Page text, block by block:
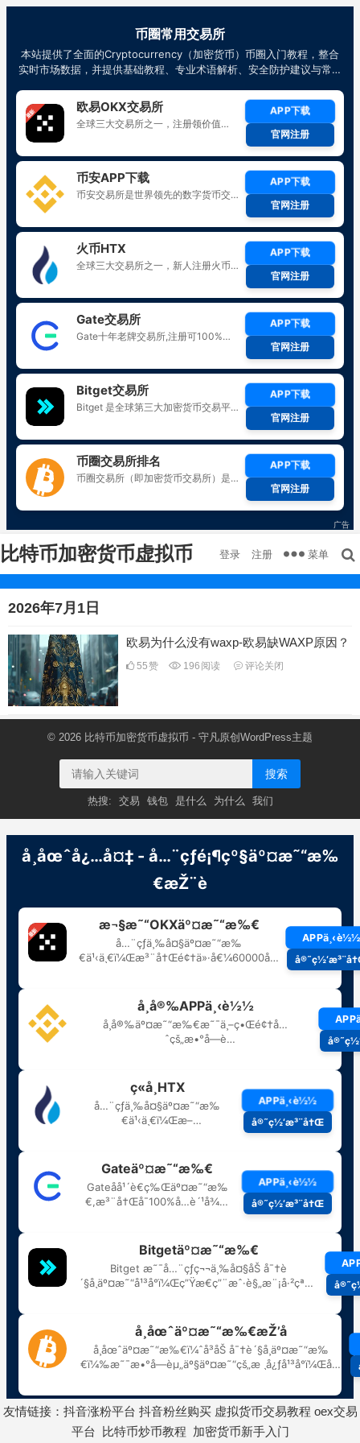
比特币加密货币虚拟币 登录 注册 菜单
2026年7月1日
欧易为什么没有waxp-欧易缺WAXP原因？
55赞 196 阅读 评论关闭
© 2026 比特币加密货币虚拟币 - 守凡原创 WordPress主题
搜索
热搜: 交易 钱包 是什么 为什么 我们
友情链接： 抖音涨粉平台 抖音粉丝购买 虚拟货币交易教程 oex交易
平台
比特币炒币教程 加密货币新手入门